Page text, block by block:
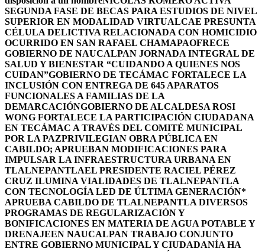
SEGUNDA FASE DE BECAS PARA ESTUDIOS DE NIVEL
SUPERIOR EN MODALIDAD VIRTUALCAE PRESUNTA
CÉLULA DELICTIVA RELACIONADA CON HOMICIDIO
OCURRIDO EN SAN RAFAEL CHAMAPAOFRECE
GOBIERNO DE NAUCALPAN JORNADA INTEGRAL DE
SALUD Y BIENESTAR “CUIDANDO A QUIENES NOS
CUIDAN”GOBIERNO DE TECÁMAC FORTALECE LA
INCLUSIÓN CON ENTREGA DE 645 APARATOS
FUNCIONALES A FAMILIAS DE LA
DEMARCACIÓNGOBIERNO DE ALCALDESA ROSI
WONG FORTALECE LA PARTICIPACIÓN CIUDADANA
EN TECÁMAC A TRAVÉS DEL COMITÉ MUNICIPAL
POR LA PAZPRIVILEGIAN OBRA PÚBLICA EN
CABILDO; APRUEBAN MODIFICACIONES PARA
IMPULSAR LA INFRAESTRUCTURA URBANA EN
TLALNEPANTLAEL PRESIDENTE RACIEL PÉREZ
CRUZ ILUMINA VIALIDADES DE TLALNEPANTLA
CON TECNOLOGÍA LED DE ÚLTIMA GENERACIÓN*
APRUEBA CABILDO DE TLALNEPANTLA DIVERSOS
PROGRAMAS DE REGULARIZACIÓN Y
BONIFICACIONES EN MATERIA DE AGUA POTABLE Y
DRENAJEEN NAUCALPAN TRABAJO CONJUNTO
ENTRE GOBIERNO MUNICIPAL Y CIUDADANÍA HA